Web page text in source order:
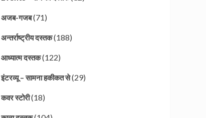
अजब-गजब(71)
अन्तर्राष्ट्रीय दस्तक(188)
आध्यात्म दस्तक(122)
इंटरव्यू – सामना हकीकत से(29)
कवर स्टोरी(18)